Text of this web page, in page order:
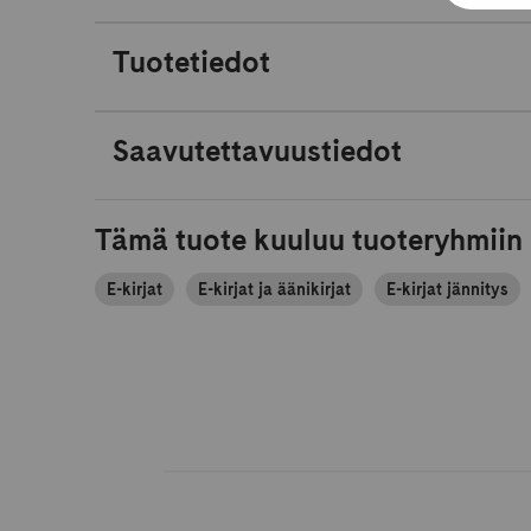
Tuotetiedot
Saavutettavuustiedot
Tämä tuote kuuluu tuoteryhmiin
E-kirjat E-kirjat ja äänikirjat E-kirjat jännitys